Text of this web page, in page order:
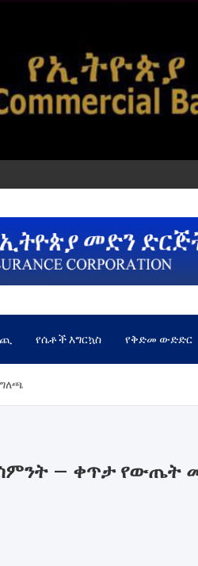
የሴቶች እግርኳስ የቅድመ ውድድር
– ቀጥታ የውጤት